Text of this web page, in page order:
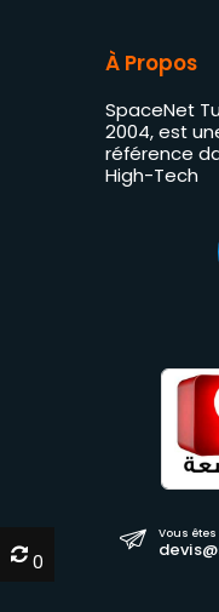
À Propos
SpaceNet
2004, est
référence
High-Tech
Vous
0
0